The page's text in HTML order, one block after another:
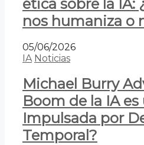
ética sobre la IA:
nos humaniza o
05/06/2026
IA Noticias
Michael Burry
Boom de la IA
Impulsada por
Temporal?